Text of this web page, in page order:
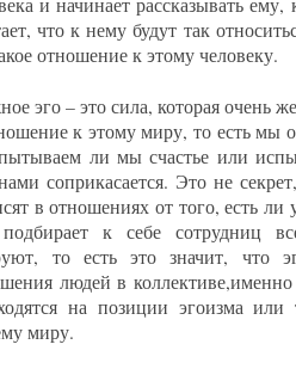
что к нему будут так
отношение к этому человеку.
эго – это сила, которая очень
к этому миру, то есть мы
ли мы счастье или
соприкасается. Это не
в отношениях от того, есть
подбирает к себе сотрудниц
то есть это значит, что
людей в
на позиции эгоизма или
миру.